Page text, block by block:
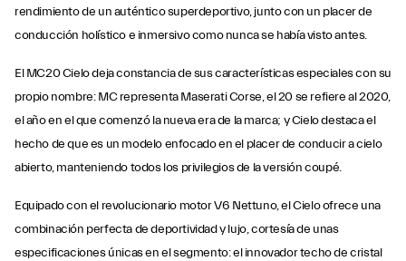
rendimiento de un auténtico superdeportivo, junto con un placer de
conducción holístico e inmersivo como nunca se había visto antes.
El MC20 Cielo deja constancia de sus características especiales con su
propio nombre: MC representa Maserati Corse, el 20 se refiere al 2020,
el año en el que comenzó la nueva era de la marca; y Cielo destaca el
hecho de que es un modelo enfocado en el placer de conducir a cielo
abierto, manteniendo todos los privilegios de la versión coupé.
Equipado con el revolucionario motor V6 Nettuno, el Cielo ofrece una
combinación perfecta de deportividad y lujo, cortesía de unas
especificaciones únicas en el segmento: el innovador techo de cristal